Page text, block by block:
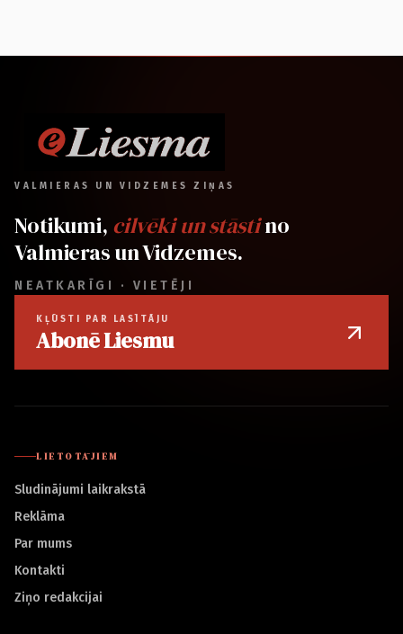
VALMIERAS UN VIDZEMES ZIŅAS
Notikumi, cilvēki un stāstino
Valmieras un Vidzemes.
NEATKARĪGI · VIETĒJI
KĻŪSTI PAR LASĪTĀJU
Abonē Liesmu
LIETOTĀJIEM
Sludinājumi laikrakstā
Reklāma
Par mums
Kontakti
Ziņo redakcijai